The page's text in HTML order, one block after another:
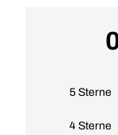
5 Sterne
4 Sterne